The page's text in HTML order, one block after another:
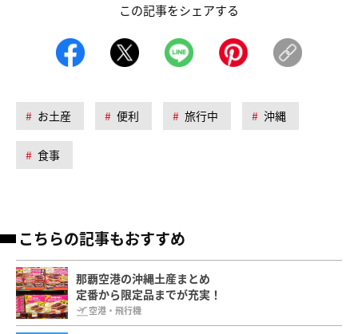
この記事をシェアする
お土産 便利 旅行中 沖縄
食事
こちらの記事もおすすめ
那覇空港の沖縄土産まとめ
定番から限定品までが充実！
空港・飛行機